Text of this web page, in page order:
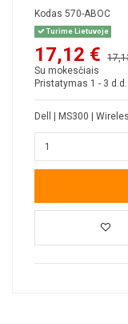
Kodas 570-ABOC
Turime Lietuvoje
17,12 €
Su mokesčiais
Pristatymas 1 - 3 d.d.
Dell | MS300 |